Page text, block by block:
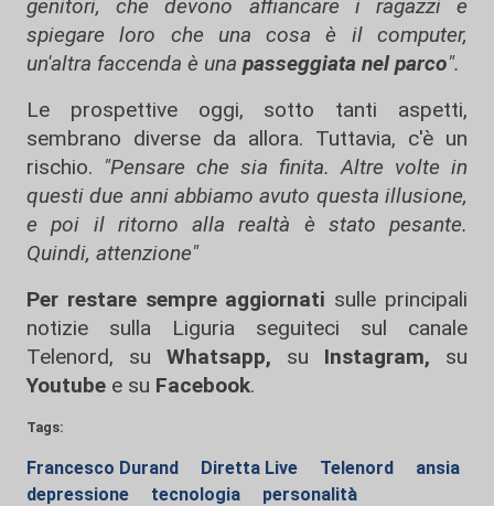
genitori, che devono affiancare i ragazzi e
spiegare loro che una cosa è il computer,
un'altra faccenda è una passeggiata nel parco".
Le prospettive oggi, sotto tanti aspetti,
sembrano diverse da allora. Tuttavia, c'è un
rischio. "Pensare che sia finita. Altre volte in
questi due anni abbiamo avuto questa illusione,
e poi il ritorno alla realtà è stato pesante.
Quindi, attenzione"
Per restare sempre aggiornati sulle principali
notizie sulla Liguria seguiteci sul canale
Telenord, su
Whatsapp, su Instagram, su
Youtube e su Facebook.
Tags:
Francesco Durand Diretta Live Telenord
ansia
depressione
tecnologia
personalità